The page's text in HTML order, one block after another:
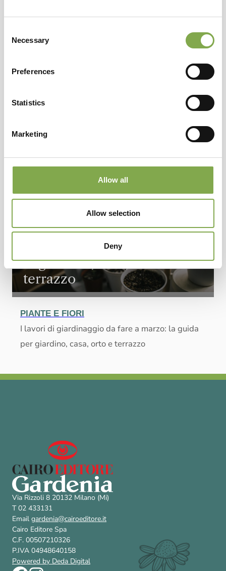
Selection
Necessary
Preferences
Statistics
Marketing
Allow all
Allow selection
Deny
Luglio: il piacere della
raccolta, le preparazioni per
l'autunno
PIANTE E FIORI
per giardino, casa, orto e terrazzo
I lavori di marzo: cosa fare
in giardino, casa, orto e
terrazzo
PIANTE E FIORI
I lavori di giardinaggio da fare a marzo: la guida
per giardino, casa, orto e terrazzo
Via Rizzoli 8 20132 Milano (Mi)
T 02 433131
Email gardenia@cairoeditore.it
Cairo Editore Spa
C.F. 00507210326
P.IVA 04948640158
Powered by Deda Digital